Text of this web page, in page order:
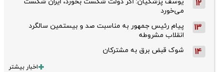
12
می‌خورد
13
پیام رئیس جمهور به مناسبت صد و بیستمین سالگرد
انقلاب مشروطه
14 شوک قبض برق به مشترکان
اخبار بیشتر